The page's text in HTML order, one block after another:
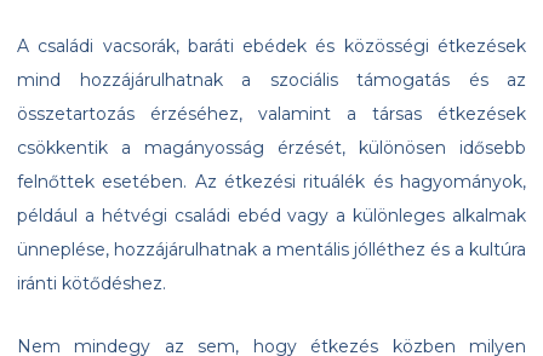
A családi vacsorák, baráti ebédek és közösségi étkezések
mind hozzájárulhatnak a szociális támogatás és az
összetartozás érzéséhez, valamint a társas étkezések
csökkentik a magányosság érzését, különösen idősebb
felnőttek esetében. Az étkezési rituálék és hagyományok,
például a hétvégi családi ebéd vagy a különleges alkalmak
ünneplése, hozzájárulhatnak a mentális jólléthez és a kultúra
iránti kötődéshez.
Nem mindegy az sem, hogy étkezés közben milyen